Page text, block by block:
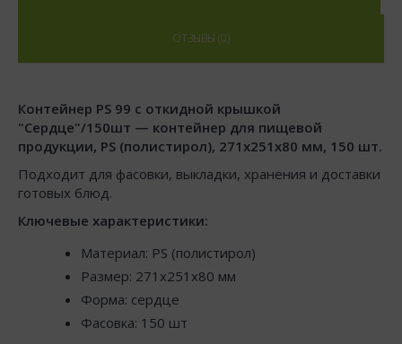
ОТЗЫВЫ (0)
Контейнер PS 99 с откидной крышкой
"Сердце"/150шт — контейнер для пищевой
продукции, PS (полистирол), 271x251x80 мм, 150 шт.
Подходит для фасовки, выкладки, хранения и доставки
готовых блюд.
Ключевые характеристики:
Материал: PS (полистирол)
Размер: 271x251x80 мм
Форма: сердце
Фасовка: 150 шт